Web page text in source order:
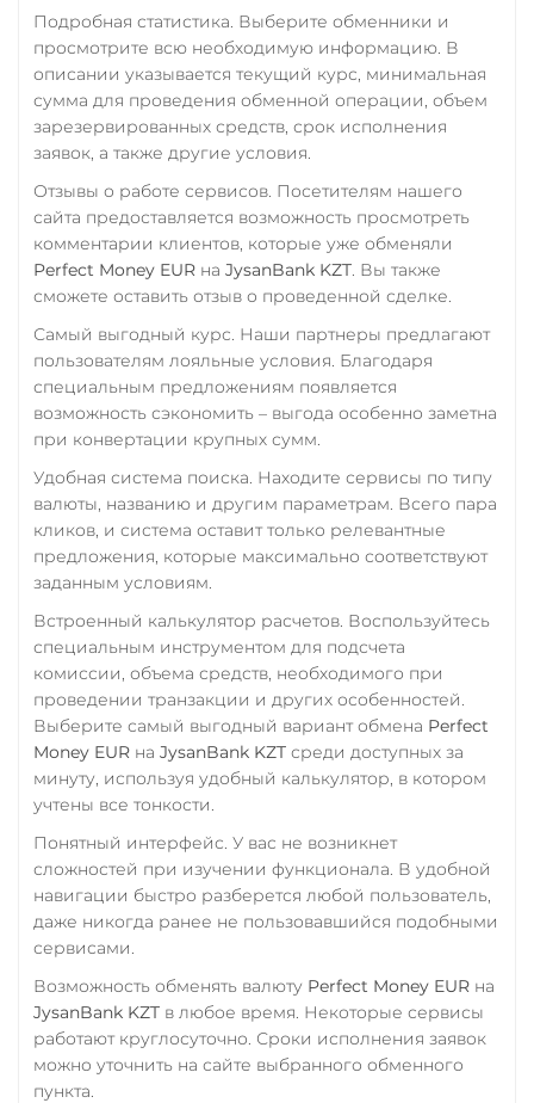
Synthetix (SNX)
Terra (LUNA)
Tether (USDT)
ERC20 TRC20
BEP20
SOL
POL
CRONOS
ARB
AVAXC
OP
TON
NEAR APT
Tether Gold (XAUt)
Tezos (XTZ)
THETA
Tron (TRX)
TrueUSD (TUSD)
TRUMP
UMA
Uniswap (UNI)
ERC20
USD Coin (USDC)
ERC20 BEP20
AVAX
SOL
Polygon
CRONOS
ARB
OP
STELLAR
BASE
RONIN
NEAR
XLM
SUI
SONIC
Utopia USD (UUSD)
VeChain (VET)
WAVES
Wrapped Bitcoin (WBTC)
ERC20
Центр Кредит KZT
Элкарт KGS
Подробная статистика. Выберите обменники и
просмотрите всю необходимую информацию. В
описании указывается текущий курс, минимальная
сумма для проведения обменной операции, объем
зарезервированных средств, срок исполнения
заявок, а также другие условия.
Отзывы о работе сервисов. Посетителям нашего
сайта предоставляется возможность просмотреть
комментарии клиентов, которые уже обменяли
Perfect Money EUR на JysanBank KZT. Вы также
сможете оставить отзыв о проведенной сделке.
Самый выгодный курс. Наши партнеры предлагают
пользователям лояльные условия. Благодаря
специальным предложениям появляется
возможность сэкономить – выгода особенно заметна
при конвертации крупных сумм.
Удобная система поиска. Находите сервисы по типу
валюты, названию и другим параметрам. Всего пара
кликов, и система оставит только релевантные
предложения, которые максимально соответствуют
заданным условиям.
Встроенный калькулятор расчетов. Воспользуйтесь
специальным инструментом для подсчета
комиссии, объема средств, необходимого при
проведении транзакции и других особенностей.
Выберите самый выгодный вариант обмена Perfect
Money EUR на JysanBank KZT среди доступных за
минуту, используя удобный калькулятор, в котором
учтены все тонкости.
Понятный интерфейс. У вас не возникнет
сложностей при изучении функционала. В удобной
навигации быстро разберется любой пользователь,
даже никогда ранее не пользовавшийся подобными
сервисами.
Возможность обменять валюту Perfect Money EUR на
JysanBank KZT в любое время. Некоторые сервисы
работают круглосуточно. Сроки исполнения заявок
можно уточнить на сайте выбранного обменного
пункта.